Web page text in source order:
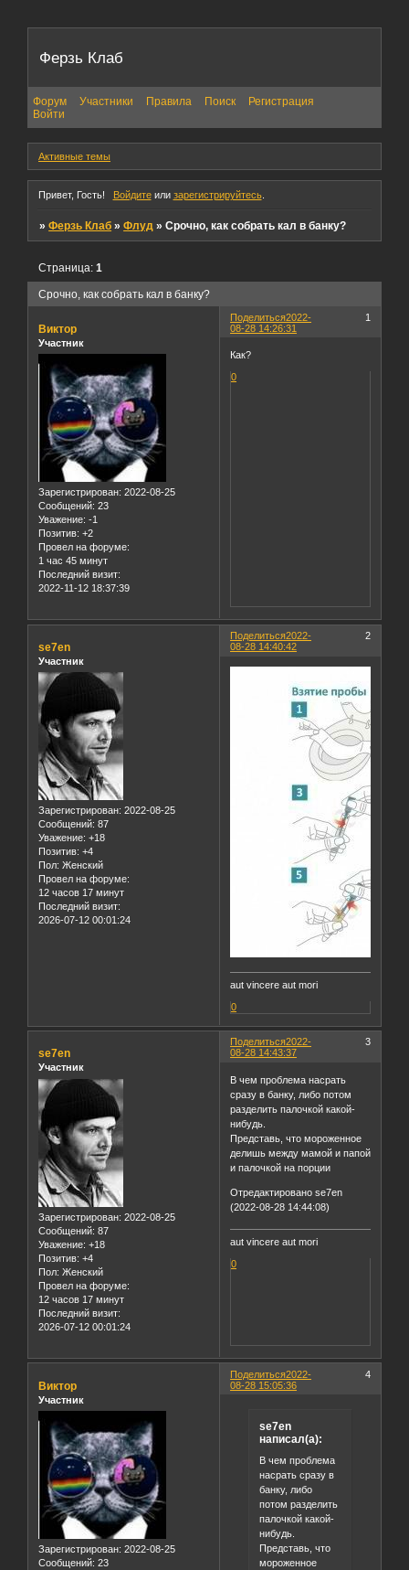
Ферзь Клаб
Форум Участники Правила Поиск
Регистрация
Войти
Активные темы
Привет, Гость! Войдитеили зарегистрируйтесь.
»Ферзь Клаб »Флуд »Срочно, как собрать кал в банку?
Срочно, как собрать кал в банку?
Страница:1
Поделиться 1
2022-
08-28 14:26:31
Виктор
Участник
Зарегистрирован: 2022-08-25
Сообщений: 23
Уважение: -1
Позитив: +2
Провел на форуме:
1 час 45 минут
Последний визит:
2022-11-12 18:37:39
Как?
0
Поделиться 2
2022-
08-28 14:40:42
se7en
Участник
Зарегистрирован: 2022-08-25
Сообщений: 87
Уважение: +18
Позитив: +4
Пол: Женский
Провел на форуме:
12 часов 17 минут
Последний визит:
2026-07-12 00:01:24
aut vincere aut mori
0
Поделиться 3
2022-
08-28 14:43:37
se7en
Участник
Зарегистрирован: 2022-08-25
Сообщений: 87
Уважение: +18
Позитив: +4
Пол: Женский
Провел на форуме:
12 часов 17 минут
Последний визит:
2026-07-12 00:01:24
В чем проблема насрать
сразу в банку, либо потом
разделить палочкой какой-
нибудь.
Представь, что мороженное
делишь между мамой и папой
и палочкой на порции
Отредактировано se7en
(2022-08-28 14:44:08)
aut vincere aut mori
0
Поделиться 4
2022-
08-28 15:05:36
Виктор
Участник
Зарегистрирован: 2022-08-25
Сообщений: 23
se7en
написал(а):
В чем проблема
насрать сразу в
банку, либо
потом разделить
палочкой какой-
нибудь.
Представь, что
мороженное